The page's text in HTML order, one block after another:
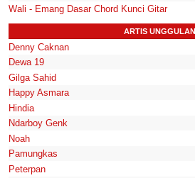
Wali - Emang Dasar Chord Kunci Gitar
ARTIS UNGGULAN
Denny Caknan
Dewa 19
Gilga Sahid
Happy Asmara
Hindia
Ndarboy Genk
Noah
Pamungkas
Peterpan